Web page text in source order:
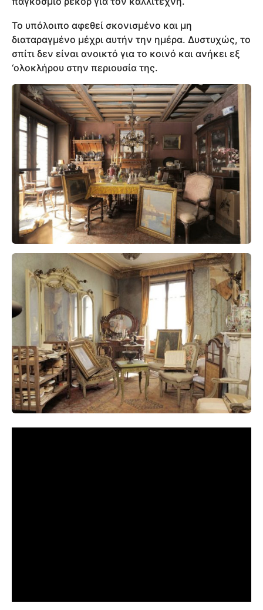
Το υπόλοιπο αφεθεί σκονισμένο και μη
διαταραγμένο μέχρι αυτήν την ημέρα. Δυστυχώς, το
σπίτι δεν είναι ανοικτό για το κοινό και ανήκει εξ
‘ολοκλήρου στην περιουσία της.